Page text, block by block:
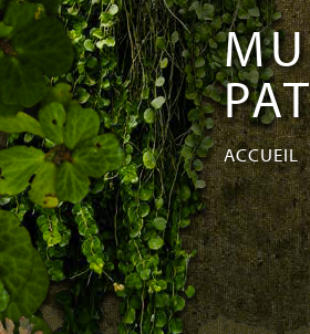
Aller au
contenu
principal
Skip to
navigation
ACCUEIL
MONDE